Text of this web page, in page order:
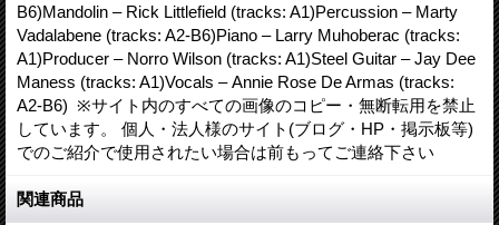
B6)Mandolin – Rick Littlefield (tracks: A1)Percussion – Marty
Vadalabene (tracks: A2-B6)Piano – Larry Muhoberac (tracks:
A1)Producer – Norro Wilson (tracks: A1)Steel Guitar – Jay Dee
Maness (tracks: A1)Vocals – Annie Rose De Armas (tracks:
A2-B6) ※サイト内のすべての画像のコピー・無断転用を禁止
しています。 個人・法人様のサイト(ブログ・HP・掲示板等)
でのご紹介で使用されたい場合は前もってご連絡下さい
関連商品